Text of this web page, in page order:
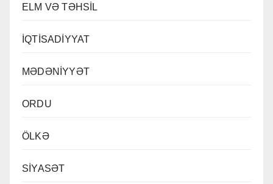
ELM VƏ TƏHSİL
İQTİSADİYYAT
MƏDƏNİYYƏT
ORDU
ÖLKƏ
SİYASƏT